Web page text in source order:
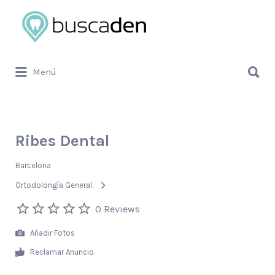
Buscar
por:
Menú
por:
Ribes Dental
Barcelona
Ortodolongía General
0 Reviews
Añadir Fotos
Reclamar Anuncio